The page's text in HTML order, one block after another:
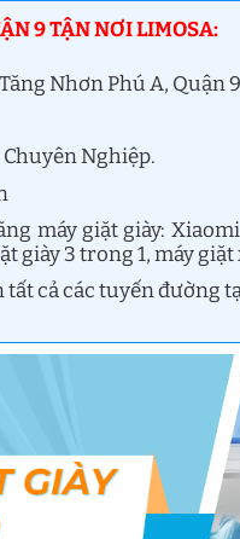
9 TẬN NƠI LIMOSA:
Nhơn Phú A, Quận
Nghiệp.
máy giặt giày:
giày 3 trong 1, máy giặt
cả các tuyến đường